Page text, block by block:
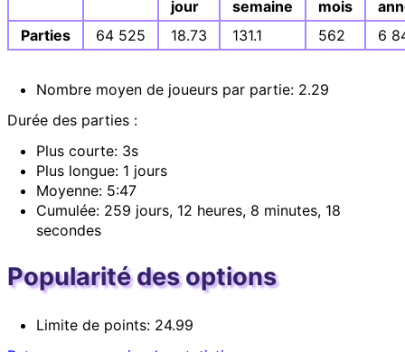
jour
semaine
mois
Parties
64 525 18.73 131.1 562 6
Nombre moyen de joueurs par partie: 2.29
Durée des parties :
Plus courte: 3s
Plus longue: 1 jours
Moyenne: 5:47
Cumulée: 259 jours, 12 heures, 8 minutes, 18
secondes
Popularité des options
Limite de points: 24.99